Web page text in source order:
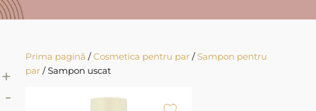
+
-
Prima pagină /Cosmetica pentru par / Sampon pentru
par / Sampon uscat